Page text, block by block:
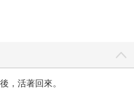
，活著回來。